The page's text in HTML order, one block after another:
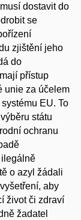
dostavit do
se
zjištění jeho
do
přístup
unie za účelem
EU. To
státu
ochranu
ilegálně
o azyl žádali
aby
život či zdraví
žadatel